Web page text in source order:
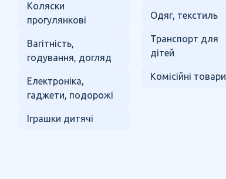
Коляски
прогулянкові
Вагітність,
годування, догляд
Електроніка,
гаджети, подорожі
Іграшки дитячі
Одяг, текстиль
Транспорт для
дітей
Комісійні товари